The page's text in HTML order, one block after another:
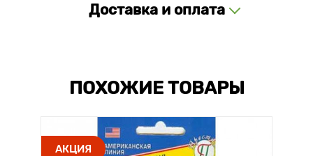
Доставка и оплата
ПОХОЖИЕ ТОВАРЫ
АКЦИЯ